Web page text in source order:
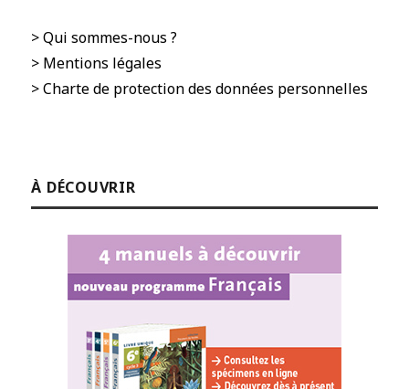
> Qui sommes-nous ?
> Mentions légales
> Charte de protection des données personnelles
À DÉCOUVRIR